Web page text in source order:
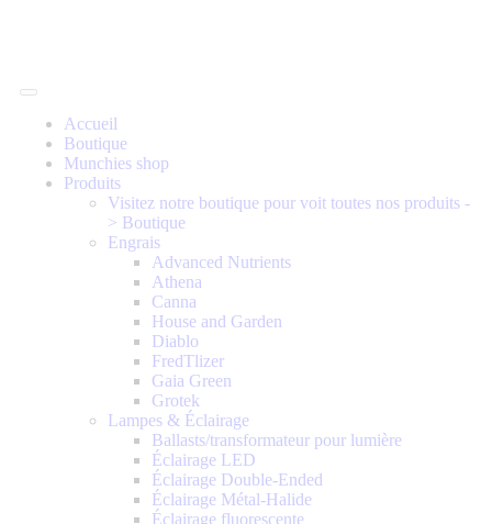
Accueil
Boutique
Munchies shop
Produits
Visitez notre boutique pour voit toutes nos produits -
> Boutique
Engrais
Advanced Nutrients
Athena
Canna
House and Garden
Diablo
FredTlizer
Gaia Green
Grotek
Lampes & Éclairage
Ballasts/transformateur pour lumière
Éclairage LED
Éclairage Double-Ended
Éclairage Métal-Halide
Éclairage fluorescente